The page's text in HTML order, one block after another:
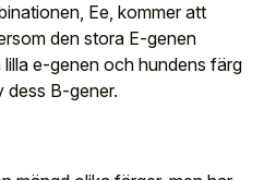
Ee, kommer att
den stora E-genen
e-genen och hundens färg
dess B-gener.